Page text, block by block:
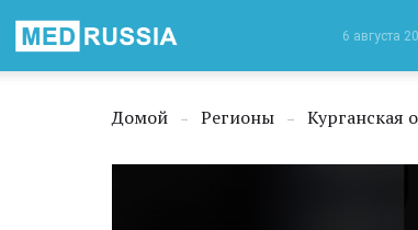
6 августа
Домой → Регионы → Курганская